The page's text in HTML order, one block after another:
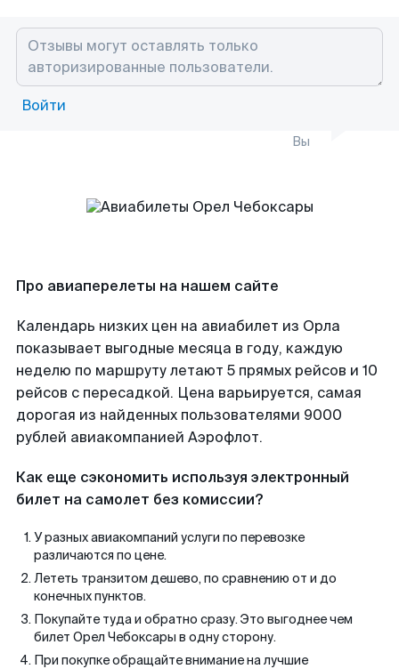
Войти
Вы
Про авиаперелеты на нашем сайте
Календарь низких цен на авиабилет из Орла
показывает выгодные месяца в году, каждую
неделю по маршруту летают 5 прямых рейсов и 10
рейсов с пересадкой. Цена варьируется, самая
дорогая из найденных пользователями 9000
рублей авиакомпанией Аэрофлот.
Как еще сэкономить используя электронный
билет на самолет без комиссии?
У разных авиакомпаний услуги по перевозке
различаются по цене.
Лететь транзитом дешево, по сравнению от и до
конечных пунктов.
Покупайте туда и обратно сразу. Это выгоднее чем
билет Орел Чебоксары в одну сторону.
При покупке обращайте внимание на лучшие